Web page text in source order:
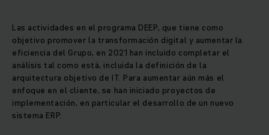
Las actividades en el programa DEEP, que tiene como
objetivo promover la transformación digital y aumentar la
eficiencia del Grupo, en 2021 han incluido completar el
análisis tal como está, incluida la definición de la
arquitectura objetivo de IT. Para aumentar aún más el
enfoque en el cliente, se han iniciado proyectos de
implementación, en particular el desarrollo de un nuevo
sistema ERP.